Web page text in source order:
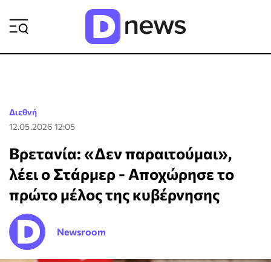
Διεθνή
12.05.2026 12:05
Βρετανία: «Δεν παραιτούμαι»,
λέει ο Στάρμερ - Αποχώρησε το
πρώτο μέλος της κυβέρνησης
Newsroom